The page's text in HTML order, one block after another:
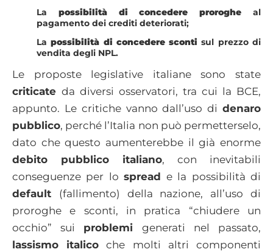
La possibilità di concedere proroghe al
pagamento dei crediti deteriorati;
Lapossibilità di concedere scontisul prezzo di
vendita degli NPL.
Le proposte legislative italiane sono state
criticate da diversi osservatori, tra cui la BCE,
appunto. Le critiche vanno dall’uso di denaro
pubblico, perché l’Italia non può permetterselo,
dato che questo aumenterebbe il già enorme
debito pubblico italiano, con inevitabili
conseguenze per lo spreade la possibilità di
default (fallimento) della nazione, all’uso di
proroghe e sconti, in pratica “chiudere un
occhio” sui problemi generati nel passato,
lassismo italico che molti altri componenti